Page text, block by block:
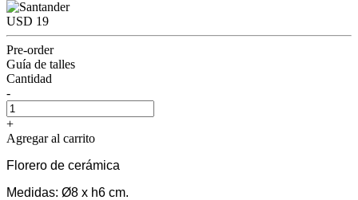
USD 19
Pre-order
Guía de talles
Cantidad
-
+
Agregar al carrito
Florero de cerámica
Medidas: Ø8 x h6 cm.